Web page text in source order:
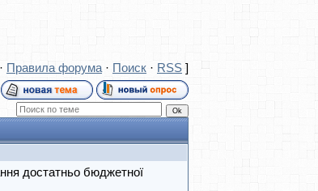
· Правила форума · Поиск · RSS]
достатньо бюджетної